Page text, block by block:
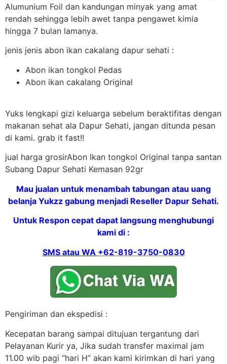
Alumunium Foil dan kandungan minyak yang amat
rendah sehingga lebih awet tanpa pengawet kimia
hingga 7 bulan lamanya.
jenis jenis abon ikan cakalang dapur sehati :
Abon ikan tongkol Pedas
Abon ikan cakalang Original
Yuks lengkapi gizi keluarga sebelum beraktifitas dengan
makanan sehat ala Dapur Sehati, jangan ditunda pesan
di kami. grab it fast!!
jual harga grosirAbon Ikan tongkol Original tanpa santan
Subang Dapur Sehati Kemasan 92gr
Mau jualan untuk menambah tabungan atau uang
belanja Yukzz gabung menjadi Reseller Dapur Sehati.
Untuk Respon cepat dapat langsung menghubungi
kami di :
SMS atau WA +62-819-3750-0830
Pengiriman dan ekspedisi :
Kecepatan barang sampai ditujuan tergantung dari
Pelayanan Kurir ya, Jika sudah transfer maximal jam
11.00 wib pagi “hari H” akan kami kirimkan di hari yang